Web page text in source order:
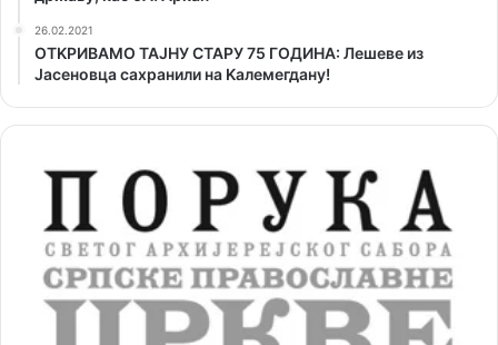
26.02.2021
ОТKРИВАМО ТАЈНУ СТАРУ 75 ГОДИНА: Лешеве из
Јасеновца сахранили на Kалемегдану!